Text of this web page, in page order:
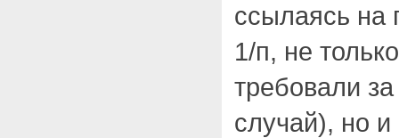
ссылаясь на
1/п, не
требовали
случай), но